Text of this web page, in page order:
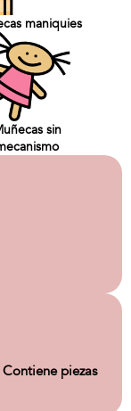
maniquies
sin
piezas